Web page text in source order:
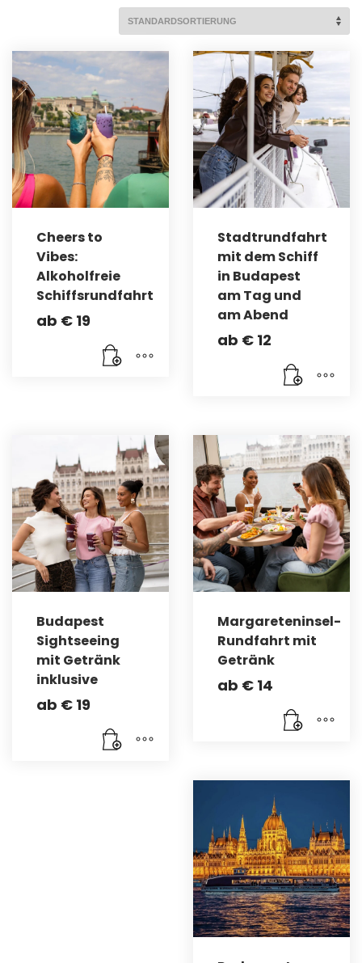
Cheers to
Vibes:
Alkoholfreie
Schiffsrundfahrt
ab € 19
Stadtrundfahrt
mit dem Schiff
in Budapest
am Tag und
am Abend
ab € 12
Budapest
Sightseeing
mit Getränk
inklusive
ab € 19
Margareteninsel-
Rundfahrt mit
Getränk
ab € 14